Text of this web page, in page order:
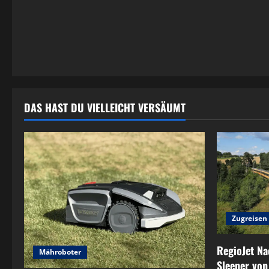
DAS HAST DU VIELLEICHT VERSÄUMT
Mähroboter
Zugreisen
RegioJet
Sleeper